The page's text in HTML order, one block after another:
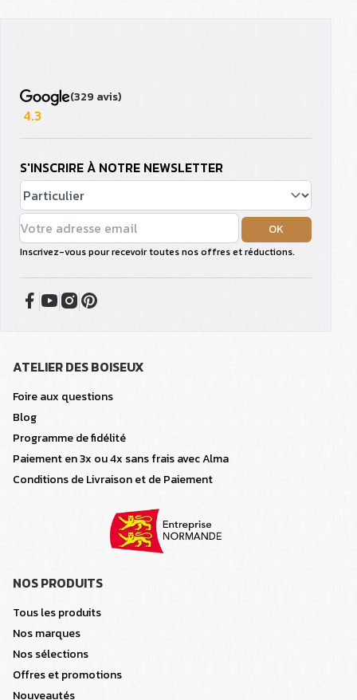
(329 avis)
4.3
S'INSCRIRE À NOTRE NEWSLETTER
OK
Inscrivez-vous pour recevoir toutes nos offres et réductions.
ATELIER DES BOISEUX
Foire aux questions
Blog
Programme de fidélité
Paiement en 3x ou 4x sans frais avec Alma
Conditions de Livraison et de Paiement
NOS PRODUITS
Tous les produits
Nos marques
Nos sélections
Offres et promotions
Nouveautés